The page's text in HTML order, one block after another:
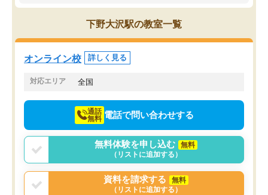
思っていました。何が今足りないのか
を的確に指導いただき、子どももびっ
くりするほど楽しんでやる気を持って
塾を受けています。狙い通り、少しず
つ成績も上がり、苦手意識も無くなっ
てきたので、さらに苦手な数学も追加
でお願いしました。来年の高校受験に
スト、多少お金がかかっ
思い切って入塾してよか
下野大沢駅の教室一覧
オンライン校 詳しく見る
対応エリア 全国
通話
無料 電話で問い合わせする
無料体験を申し込む
無料
（リストに追加する）
資料を請求する
無料
（リストに追加する）